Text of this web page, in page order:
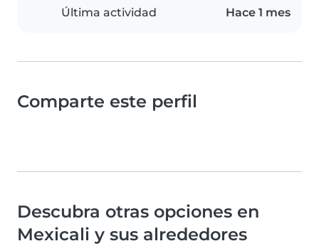
Última actividad Hace 1 mes
Comparte este perfil
Descubra otras opciones en
Mexicali y sus alrededores